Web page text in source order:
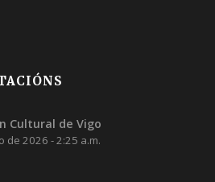
Cultural de Vigo
de 2026 - 2:25 a.m.